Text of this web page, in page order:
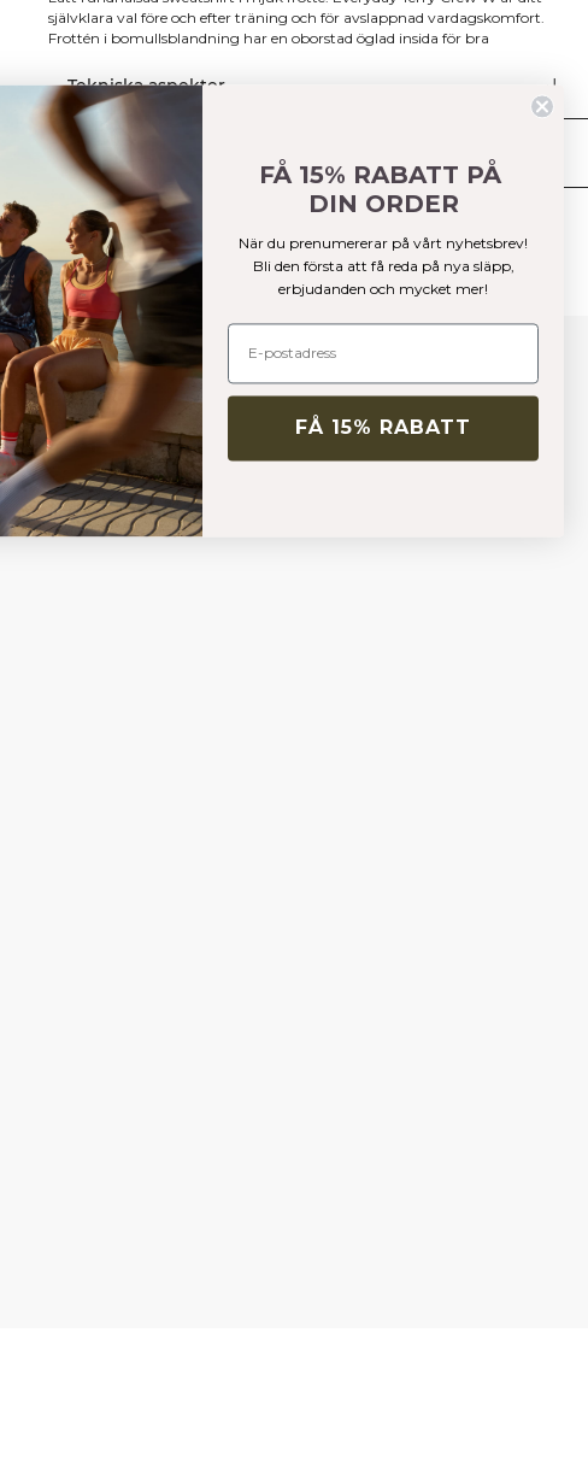
självklara val före och efter träning och för avslappnad vardagskomfort.
Frottén i bomullsblandning har en oborstad öglad insida för bra
avslappnad, oversized passform med standardlängd som är enkel att styla
över träningskläder eller jeans. 54% Bomull, 46% Polyester.
Tekniska aspekter
Leverans & returer
Liknande produkter
FÅ 15% RABATT PÅ
DIN ORDER
När du prenumererar på vårt nyhetsbrev!
Bli den första att få reda på nya släpp,
erbjudanden och mycket mer!
FÅ 15% RABATT